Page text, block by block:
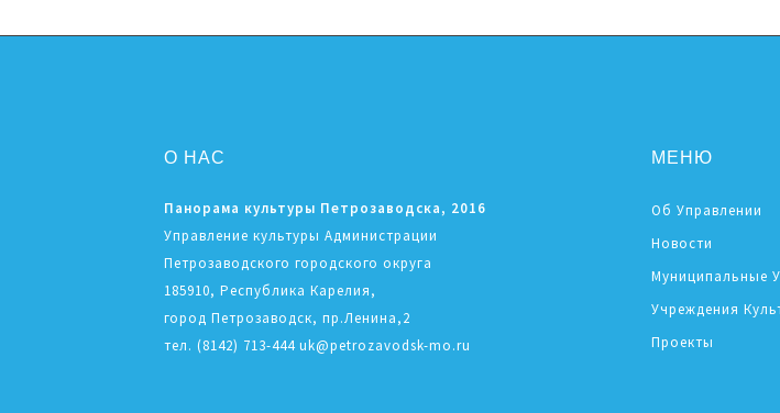
О НАС
Панорама культуры Петрозаводска, 2016
Управление культуры Администрации
Петрозаводского городского округа
185910, Республика Карелия,
город Петрозаводск, пр.Ленина,2
тел. (8142) 713-444 uk@petrozavodsk-mo.ru
МЕНЮ
Об Управлении
Новости
Муниципальные
Учреждения
Проекты